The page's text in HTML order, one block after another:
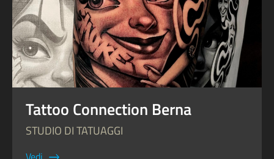
Tattoo Connection Berna
STUDIO DI TATUAGGI